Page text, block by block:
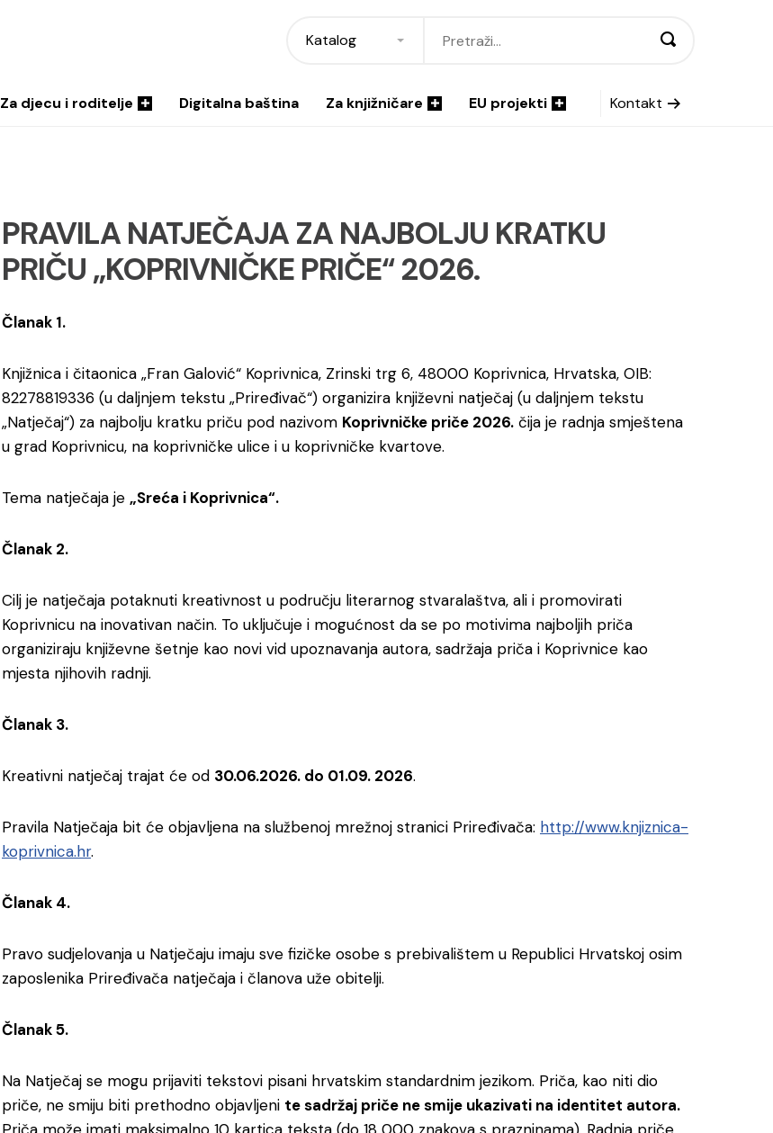
Katalog
Za djecu i roditelje Digitalna baština Za knjižničare EU projekti Kontakt
PRAVILA NATJEČAJA ZA NAJBOLJU KRATKU
PRIČU „KOPRIVNIČKE PRIČE“ 2026.
Članak 1.
Knjižnica i čitaonica „Fran Galović“ Koprivnica, Zrinski trg 6, 48000 Koprivnica, Hrvatska, OIB:
82278819336 (u daljnjem tekstu „Priređivač“) organizira književni natječaj (u daljnjem tekstu
„Natječaj“) za najbolju kratku priču pod nazivom Koprivničke priče 2026. čija je radnja smještena
u grad Koprivnicu, na koprivničke ulice i u koprivničke kvartove.
Tema natječaja je „Sreća i Koprivnica“.
Članak 2.
Cilj je natječaja potaknuti kreativnost u području literarnog stvaralaštva, ali i promovirati
Koprivnicu na inovativan način. To uključuje i mogućnost da se po motivima najboljih priča
organiziraju književne šetnje kao novi vid upoznavanja autora, sadržaja priča i Koprivnice kao
mjesta njihovih radnji.
Članak 3.
Kreativni natječaj trajat će od 30.06.2026. do 01.09. 2026.
Pravila Natječaja bit će objavljena na službenoj mrežnoj stranici Priređivača: http://www.knjiznica-
koprivnica.hr.
Članak 4.
Pravo sudjelovanja u Natječaju imaju sve fizičke osobe s prebivalištem u Republici Hrvatskoj osim
zaposlenika Priređivača natječaja i članova uže obitelji.
Članak 5.
Na Natječaj se mogu prijaviti tekstovi pisani hrvatskim standardnim jezikom. Priča, kao niti dio
priče, ne smiju biti prethodno objavljeni te sadržaj priče ne smije ukazivati na identitet autora.